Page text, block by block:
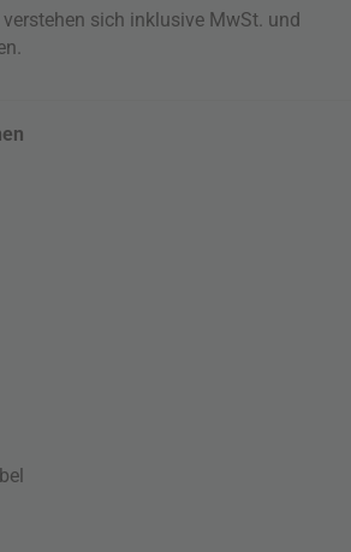
sich inklusive MwSt. und
.